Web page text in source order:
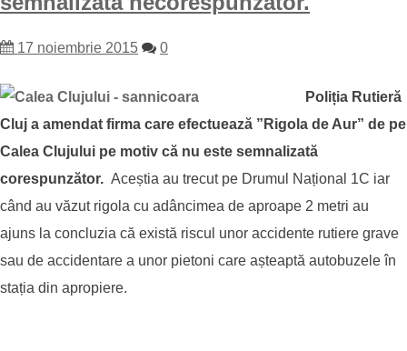
17 noiembrie 2015 0
Poliția Rutieră
Cluj a amendat firma care efectuează ”Rigola de Aur” de pe
Calea Clujului pe motiv că nu este semnalizată
corespunzător. Aceștia au trecut pe Drumul Național 1C iar
când au văzut rigola cu adâncimea de aproape 2 metri au
ajuns la concluzia că există riscul unor accidente rutiere grave
sau de accidentare a unor pietoni care așteaptă autobuzele în
stația din apropiere.